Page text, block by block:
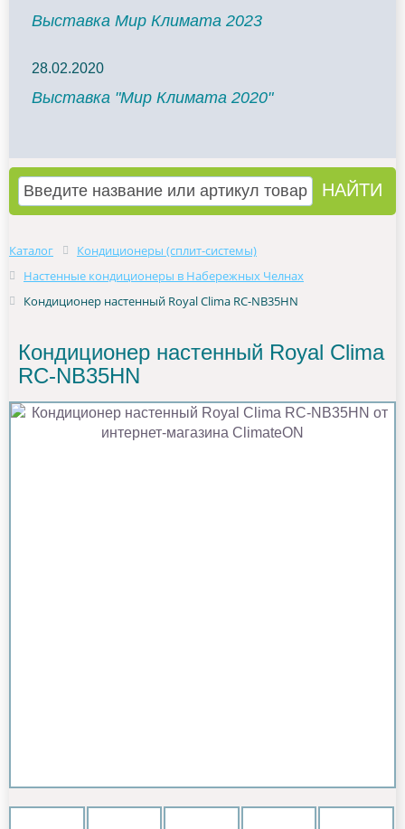
Выставка Мир Климата 2023
28.02.2020
Выставка "Мир Климата 2020"
Каталог
Кондиционеры (сплит-системы)
Настенные кондиционеры в Набережных Челнах
Кондиционер настенный Royal Clima RC-NB35HN
Кондиционер настенный Royal Clima
RC-NB35HN